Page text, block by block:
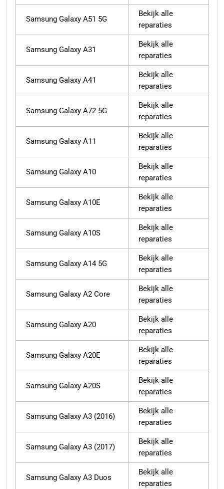
Samsung Galaxy A51 5G
Bekijk alle
reparaties
Samsung Galaxy A31
Bekijk alle
reparaties
Samsung Galaxy A41
Bekijk alle
reparaties
Samsung Galaxy A72 5G
Bekijk alle
reparaties
Samsung Galaxy A11
Bekijk alle
reparaties
Samsung Galaxy A10
Bekijk alle
reparaties
Samsung Galaxy A10E
Bekijk alle
reparaties
Samsung Galaxy A10S
Bekijk alle
reparaties
Samsung Galaxy A14 5G
Bekijk alle
reparaties
Samsung Galaxy A2 Core
Bekijk alle
reparaties
Samsung Galaxy A20
Bekijk alle
reparaties
Samsung Galaxy A20E
Bekijk alle
reparaties
Samsung Galaxy A20S
Bekijk alle
reparaties
Samsung Galaxy A3 (2016)
Bekijk alle
reparaties
Samsung Galaxy A3 (2017)
Bekijk alle
reparaties
Samsung Galaxy A3 Duos
Bekijk alle
reparaties